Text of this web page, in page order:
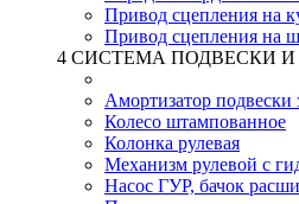
Привод сцепления на
Привод сцепления на
4 СИСТЕМА ПОДВЕСКИ И
Амортизатор подвески
Колесо штампованное
Колонка рулевая
Механизм рулевой с
Насос ГУР, бачок